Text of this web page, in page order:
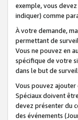
exemple, vous
indiquer) comme
À votre demande,
permettant de
Vous ne pouvez en
spécifique de votre
dans le but de
Vous pouvez ajouter
Spéciaux doivent
devez présenter du
des événements